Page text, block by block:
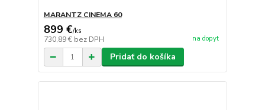
MARANTZ CINEMA 60
899 €/ks
730,89 € bez DPH na dopyt
Pridať do košíka